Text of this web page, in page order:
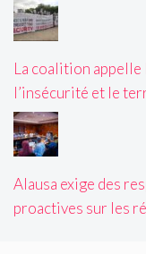
La coalition appelle
l’insécurité et le
Alausa exige des
proactives sur les